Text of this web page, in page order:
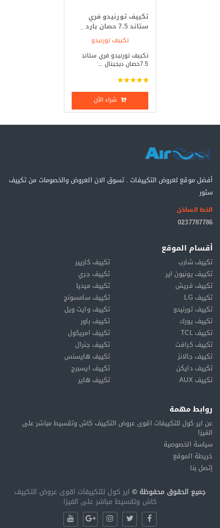
تكييف تورنيدو فري
ستاند 7.5 حصان بارد _
تكييف تورنيدو
تكييف تورنيدو فري ستاند
7.5حصان ديجيتال ...
شراء الآن
أفضل موقع لعروض التكييفات . تسوق الان العروض والخصومات من تكييف
ستور
الخط الساخن
0237787786
أقسام الموقع
تكييف شارب
تكييف كاريير
تكييف يونيون اير
تكييف جري
تكييف فريش
تكييف ميديا
تكييف LG
تكييف سامسونج
تكييف تورنيدو
تكييف وايت ويل
تكييف يورك
تكييف باور
تكييف TCL
تكييف امريكول
تكييف كرافت
تكييف جنرال
تكييف جالانز
تكييف هايسنس
تكييف دايكن
تكييف ايسبرج
تكييف AUX
تكييف هاير
روابط مهمة
عن اير كول للتكييفات اقوى عروض التكييف كاش وتقسيط مباشر على
الفيزا
سياسة الخصوصية
خريطة الموقع
إتصل بنا
جميع الحقوق محفوظة © اير كول للتكييفات اقوى عروض التكييف
كاش وتقسيط مباشر على الفيزا